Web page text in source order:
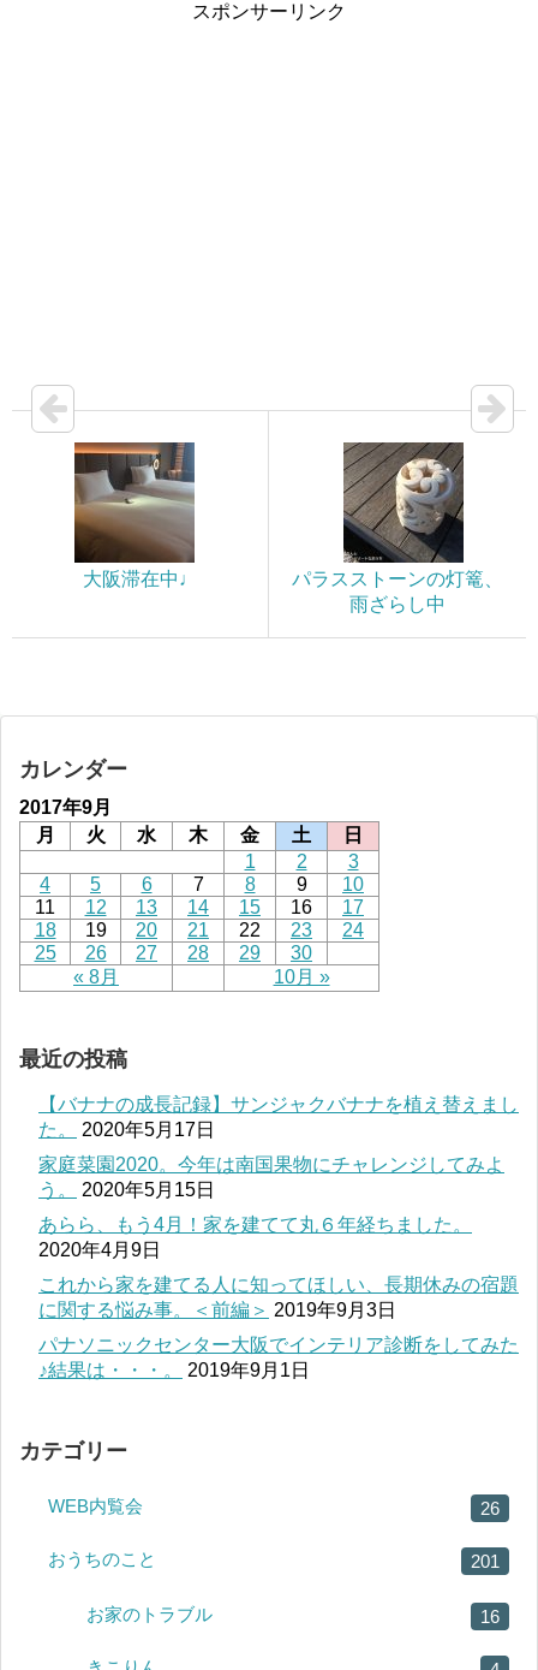
スポンサーリンク
大阪滞在中♩
パラスストーンの灯篭、
雨ざらし中
カレンダー
2017年9月
月
火 水 木 金 土 日
« 8月 10月 »
1 2
3
4
5 6 7 8 9
10
11
12 13 14 15 16
17
18
19 20 21 22 23
24
25
26 27 28 29 30
最近の投稿
【バナナの成長記録】サンジャクバナナを植え替えまし
た。
2020年5月17日
家庭菜園2020。今年は南国果物にチャレンジしてみよ
う。
2020年5月15日
あらら、もう4月！家を建てて丸６年経ちました。
2020年4月9日
これから家を建てる人に知ってほしい、長期休みの宿題
に関する悩み事。＜前編＞ 2019年9月3日
パナソニックセンター大阪でインテリア診断をしてみた
♪結果は・・・。
2019年9月1日
カテゴリー
WEB内覧会 26
おうちのこと 201
お家のトラブル 16